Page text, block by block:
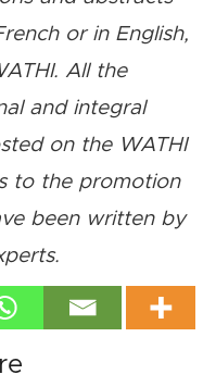
or in English,
All the
and integral
on the WATHI
to the promotion
been written by